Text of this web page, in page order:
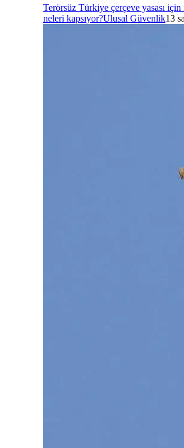
Terörsüz Türkiye çerçeve yasası
neleri kapsıyor?Ulusal Güvenlik13